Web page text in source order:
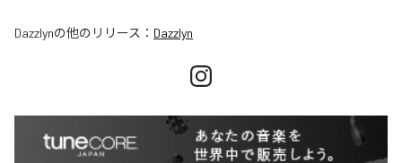
Dazzlynの他のリリース： Dazzlyn